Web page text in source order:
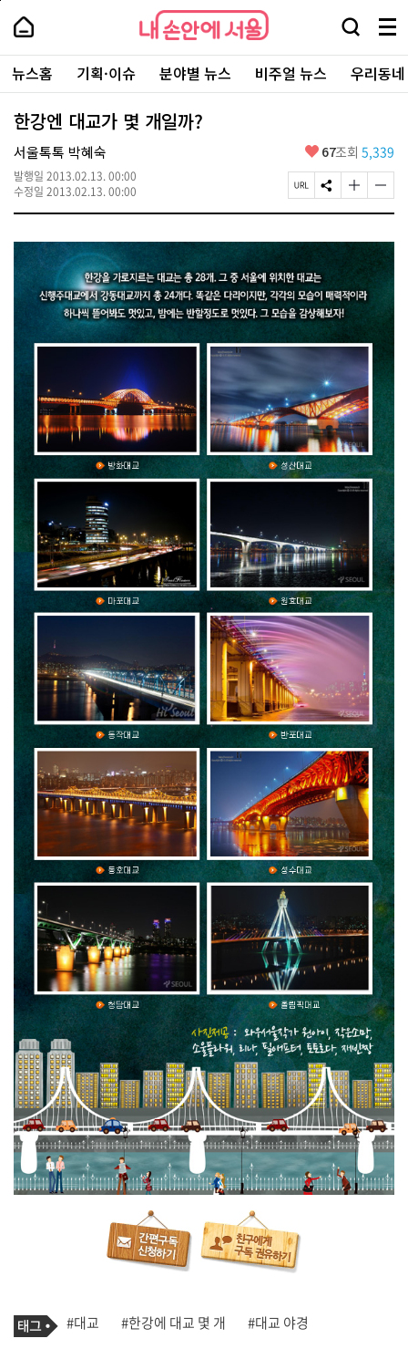
본
로
가
내
손
안
에
서
울
-
서
울
시
대
표
소
포
털
내
손
에
울
검
창
열
기
메
뉴
전
체
보
주
요
서
뉴스홈 기획·이슈 분야별 뉴스 비주얼 뉴스 우리동
한강엔 대교가 몇 개일까?
서울톡톡 박혜숙
발행일 2013.02.13. 00:00
수정일 2013.02.13. 00:00
좋
요
67조회 5,339
페
이
U
L
복
사
S
N
공
유
기
글
자
기
크
게
변
경
하
기
글
자
기
작
게
변
하
사
태
그
#대교 #한강에 대교 몇 개 #대교 야경
페
상
단
로